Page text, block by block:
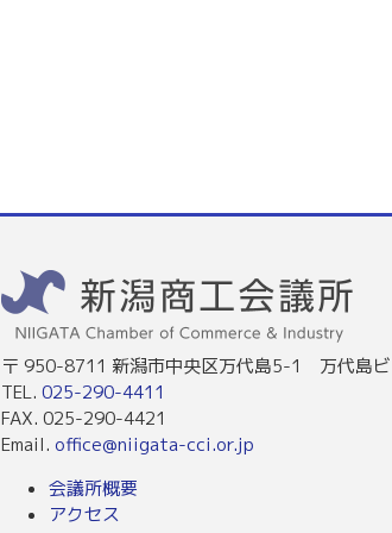
〒 950-8711 新潟市中央区万代島5-1 万代島
TEL. 025-290-4411
FAX. 025-290-4421
Email. office@niigata-cci.or.jp
会議所概要
アクセス